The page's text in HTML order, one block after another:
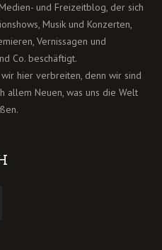
und Freizeitblog, der sich
Musik und Konzerten,
Vernissagen und
Co. beschäftigt.
hier verbreiten, denn wir sind
allem Neuen, was uns die Welt